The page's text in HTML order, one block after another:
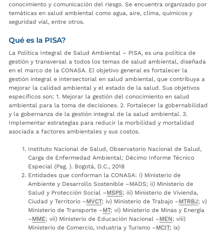
conocimiento y comunicación del riesgo. Se encuentra organizado por
temáticas en salud ambiental como agua, aire, clima, químicos y
seguridad vial, entre otros.
Qué es la PISA?
La Política Integral de Salud Ambiental – PISA, es una política de
gestión y transversal a todos los temas de salud ambiental, diseñada
en el marco de la CONASA. El objetivo general es fortalecer la
gestión integral e intersectorial en salud ambiental, que contribuya a
mejorar la calidad ambiental y el estado de la salud. Sus objetivos
específicos son; 1. Mejorar la gestión del conocimiento en salud
ambiental para la toma de decisiones. 2. Fortalecer la gobernabilidad
y la gobernanza de la gestión integral de la salud ambiental. 3.
Implementar estrategias para reducir la morbilidad y mortalidad
asociada a factores ambientales y sus costos.
Instituto Nacional de Salud, Observatorio Nacional de Salud,
Carga de Enfermedad Ambiental; Décimo Informe Técnico
Especial (Pag. ). Bogotá, D.C., 2018
Entidades que conforman la CONASA: i) Ministerio de
Ambiente y Desarrollo Sostenible –MADS; ii) Ministerio de
Salud y Protección Social –MSPS; iii) Ministerio de Vivienda,
Ciudad y Territorio –MVCT; iv) Ministerio de Trabajo –MTRBJ; v)
Ministerio de Transporte –MT; vi) Ministerio de Minas y Energía
–MME; vii) Ministerio de Educación Nacional –MEN; viii)
Ministerio de Comercio, Industria y Turismo –MCIT; ix)